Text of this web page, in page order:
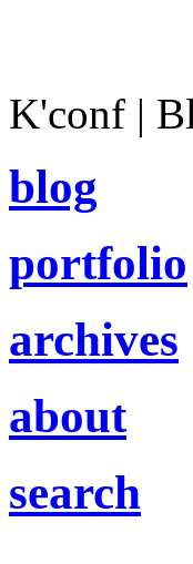
K'conf |
blog
portfolio
archives
about
search